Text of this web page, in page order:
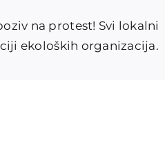
na protest! Svi lokalni
ekoloških organizacija.